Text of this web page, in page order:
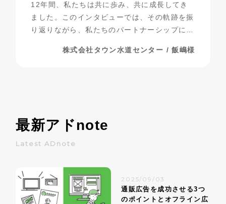
12年間、私たちは共に歩み、共に成長してき
ました。このインタビューでは、その軌跡を振
り返りながら、私たちのパートナーシップにつ
株式会社タウン水道センター / 飯嶋様
最新アドnote
Latest ADnote
2025/09/03
通販広告を成功させる3つ
のポイントとオフライン広